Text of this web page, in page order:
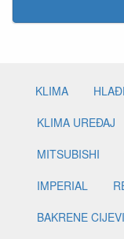
KLIMA
KLIMA UREĐAJ
MITSUBISHI
IMPERIAL
BAKRENE CIJEVI